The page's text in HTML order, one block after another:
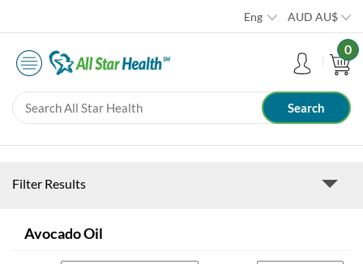
Eng AUD AU$
0
Filter Results
Avocado Oil